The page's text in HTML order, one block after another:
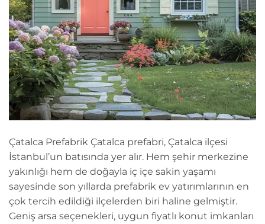
Çatalca Prefabrik Çatalca prefabri, Çatalca ilçesi
İstanbul’un batısında yer alır. Hem şehir merkezine
yakınlığı hem de doğayla iç içe sakin yaşamı
sayesinde son yıllarda prefabrik ev yatırımlarının en
çok tercih edildiği ilçelerden biri haline gelmiştir.
Geniş arsa seçenekleri, uygun fiyatlı konut imkanları